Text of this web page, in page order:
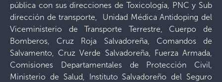
pública con sus direcciones de Toxicología, PNC y Sub
dirección de transporte, Unidad Médica Antidoping del
Viceministerio de Transporte Terrestre, Cuerpo de
Bomberos, Cruz Roja Salvadoreña, Comandos de
Salvamento, Cruz Verde Salvadoreña, Fuerza Armada,
Comisiones Departamentales de Protección Civil,
Ministerio de Salud, Instituto Salvadoreño del Seguro